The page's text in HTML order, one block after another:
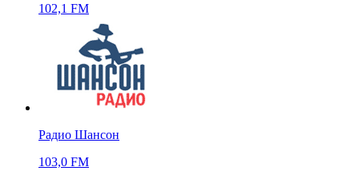
102,1 FM
Радио Шансон
103,0 FM